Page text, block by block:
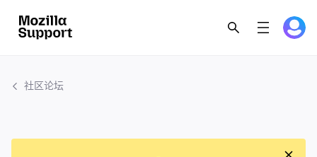
社区论坛